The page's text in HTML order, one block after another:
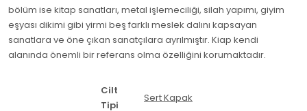
bölüm ise kitap sanatları, metal işlemeciliği, silah yapımı, giyim
eşyası dikimi gibi yirmi beş farklı meslek dalını kapsayan
sanatlara ve öne çıkan sanatçılara ayrılmıştır. Kiap kendi
alanında önemli bir referans olma özelliğini korumaktadır.
Cilt
Tipi
Sert Kapak